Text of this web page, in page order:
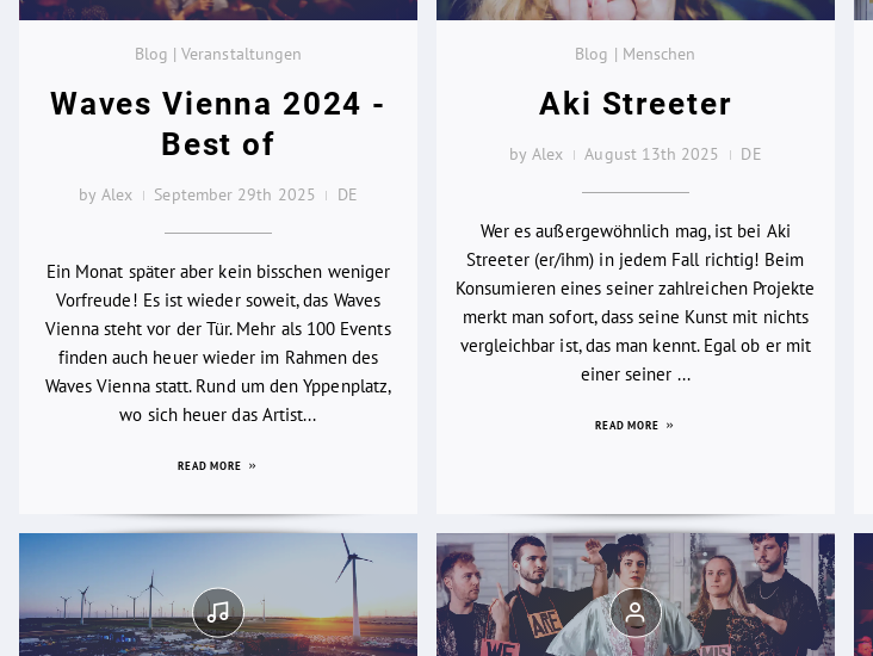
Blog | Veranstaltungen
Waves Vienna 2024 -
Best of
by Alex September 29th 2025 DE
Ein Monat später aber kein bisschen weniger
Vorfreude! Es ist wieder soweit, das Waves
Vienna steht vor der Tür. Mehr als 100 Events
finden auch heuer wieder im Rahmen des
Waves Vienna statt. Rund um den Yppenplatz,
wo sich heuer das Artist...
READ MORE
Blog | Menschen
Aki Streeter
by Alex August 13th 2025 DE
Wer es außergewöhnlich mag, ist bei Aki
Streeter (er/ihm) in jedem Fall richtig! Beim
Konsumieren eines seiner zahlreichen Projekte
merkt man sofort, dass seine Kunst mit nichts
vergleichbar ist, das man kennt. Egal ob er mit
einer seiner ...
READ MORE